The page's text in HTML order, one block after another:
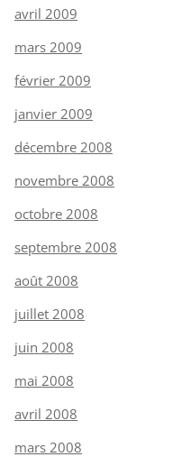
avril 2009
mars 2009
février 2009
janvier 2009
décembre 2008
novembre 2008
octobre 2008
septembre 2008
août 2008
juillet 2008
juin 2008
mai 2008
avril 2008
mars 2008